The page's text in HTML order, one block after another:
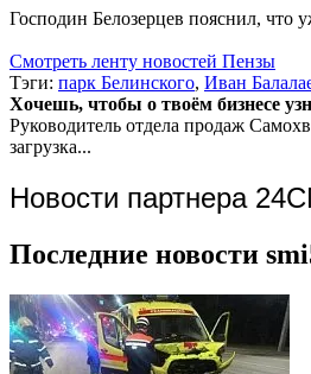
Господин Белозерцев пояснил, что
Смотреть ленту новостей Пензы
Тэги: парк Белинского, Иван
Хочешь, чтобы о твоём бизнесе
Руководитель отдела продаж
загрузка...
Новости партнера
Последние новости